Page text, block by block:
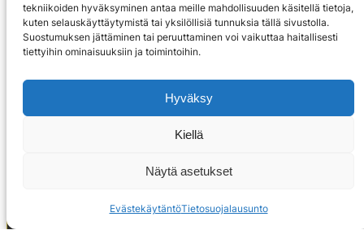
tekniikoiden hyväksyminen antaa meille mahdollisuuden käsitellä tietoja,
kuten selauskäyttäytymistä tai yksilöllisiä tunnuksia tällä sivustolla.
Suostumuksen jättäminen tai peruuttaminen voi vaikuttaa haitallisesti
tiettyihin ominaisuuksiin ja toimintoihin.
Hyväksy
Kiellä
Näytä asetukset
EvästekäytäntöTietosuojalausunto
OTA YHTEYTTÄ